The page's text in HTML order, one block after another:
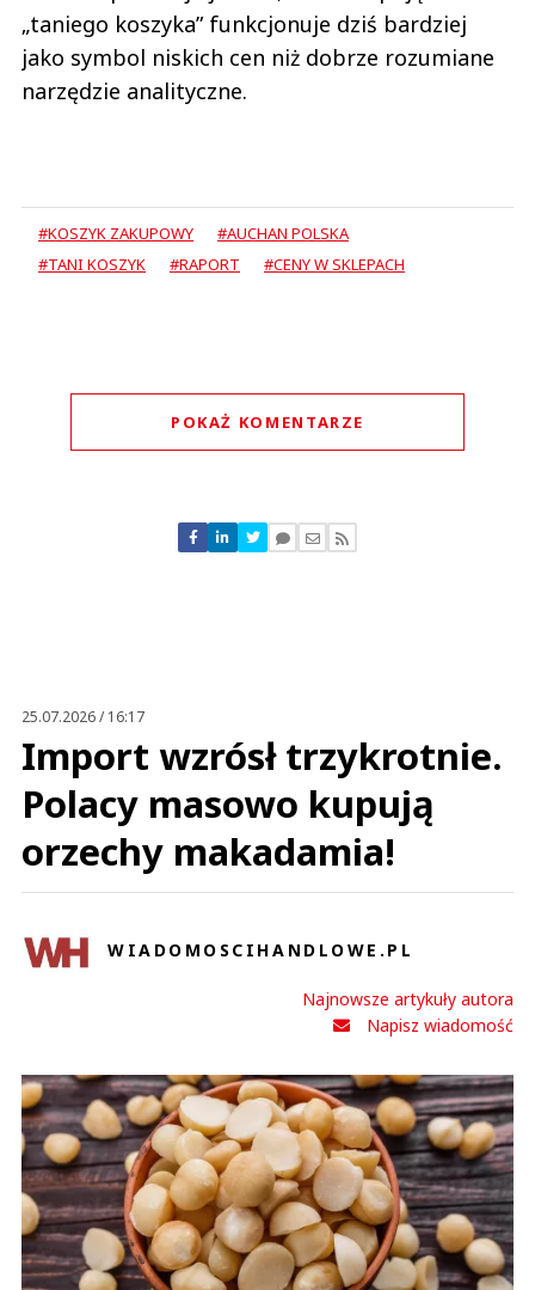
„taniego koszyka” funkcjonuje dziś bardziej
jako symbol niskich cen niż dobrze rozumiane
narzędzie analityczne.
#KOSZYK ZAKUPOWY
#AUCHAN POLSKA
#TANI KOSZYK
#RAPORT #CENY W SKLEPACH
POKAŻ KOMENTARZE
Nie znaleziono komentarzy
Zostaw swoje komentarze
25.07.2026 / 16:17
Import wzrósł trzykrotnie.
Polacy masowo kupują
orzechy makadamia!
WIADOMOSCIHANDLOWE.PL
Najnowsze artykuły autora
Napisz wiadomość